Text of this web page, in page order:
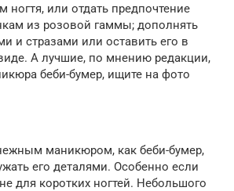
или отдать предпочтение
из розовой гаммы; дополнять
и стразами или оставить его в
А лучшие, по мнению редакции,
беби-бумер, ищите на фото
маникюром, как беби-бумер,
его деталями. Особенно если
для коротких ногтей. Небольшого